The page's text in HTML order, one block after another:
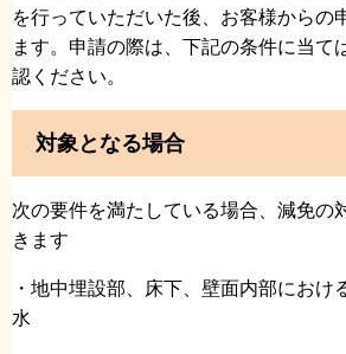
を行っていただいた後、お客様からの
ます。申請の際は、下記の条件に当て
認ください。
対象となる場合
次の要件を満たしている場合、減免の
きます
・地中埋設部、床下、壁面内部におけ
水